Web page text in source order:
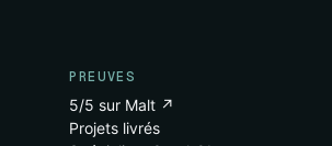
PREUVES
5/5 sur Malt ↗
Projets livrés